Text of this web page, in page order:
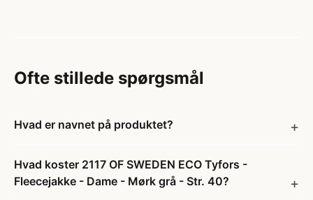
Ofte stillede spørgsmål
Hvad er navnet på produktet?
Hvad koster 2117 OF SWEDEN ECO Tyfors -
Fleecejakke - Dame - Mørk grå - Str. 40?